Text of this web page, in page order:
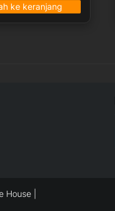
ke keranjang
|